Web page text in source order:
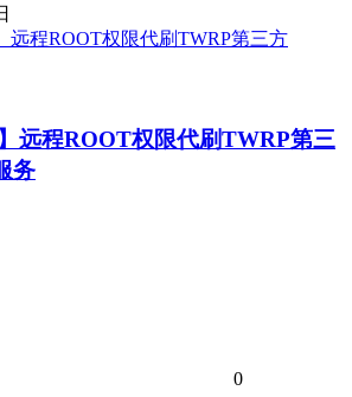
远程ROOT权限代刷TWRP第三
务
0